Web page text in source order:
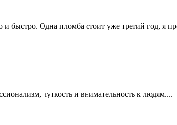
быстро. Одна пломба стоит уже третий год, я
чуткость и внимательность к людям....